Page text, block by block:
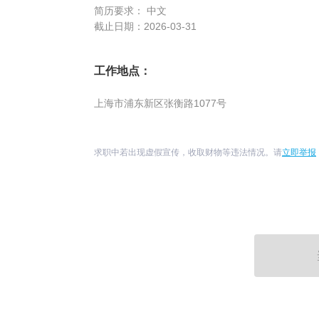
简历要求： 中文
截止日期：2026-03-31
工作地点：
上海市浦东新区张衡路1077号
求职中若出现虚假宣传，收取财物等违法情况。请立即举报